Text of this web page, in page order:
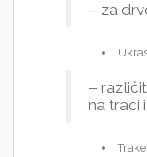
– za
–
na traci
Trake